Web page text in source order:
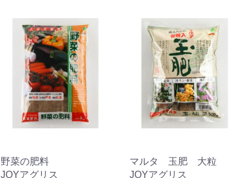
野菜の肥料
JOYアグリス
マルタ 玉肥 大粒
JOYアグリス